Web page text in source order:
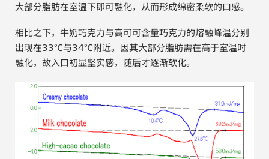
大部分脂肪在室温下即可融化，从而形成绵密柔软的口感。
相比之下，牛奶巧克力与高可可含量巧克力的熔融峰温分别
出现在33℃与34℃附近。因其大部分脂肪需在高于室温时
融化，故入口初显坚实感，随后才逐渐软化。